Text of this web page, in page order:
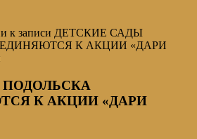
к записи ДЕТСКИЕ САДЫ
К АКЦИИ «ДАРИ
К АКЦИИ «ДАРИ